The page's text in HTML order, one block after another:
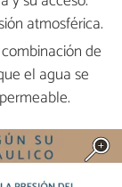
atmosférica.
de
el agua se